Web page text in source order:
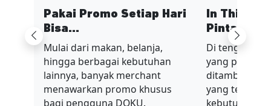
Previous
Pakai Promo Setiap Hari
Bisa...
Mulai dari makan, belanja,
hingga berbagai kebutuhan
lainnya, banyak merchant
menawarkan promo khusus
bagi pengguna DOKU.
In This
Pinta...
Di tengah
yang penuh
ditambah
yang terus
kebutuhan
Next